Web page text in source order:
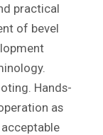
practical
of bevel
Hands-
as